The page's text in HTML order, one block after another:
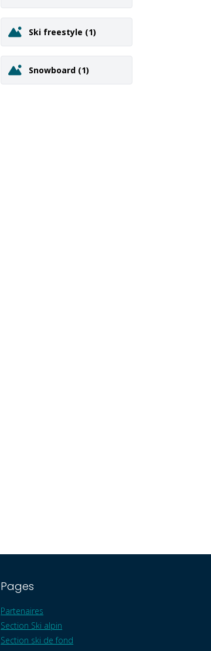
Ski freestyle (1)
Snowboard (1)
Pages
Partenaires
Section Ski alpin
Section ski de fond